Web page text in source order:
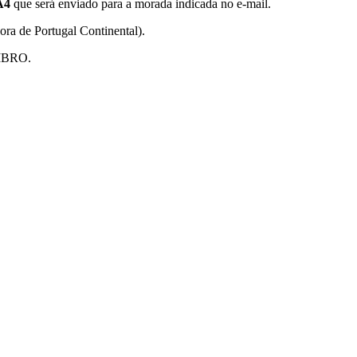
que será enviado para a morada indicada no e-mail.
de Portugal Continental).